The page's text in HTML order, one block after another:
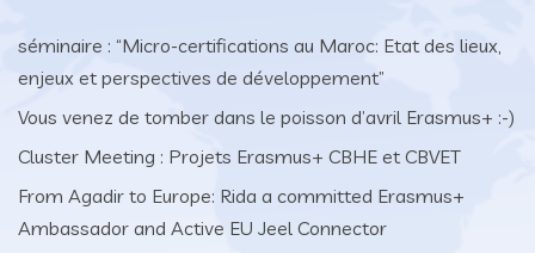
séminaire : “Micro-certifications au Maroc: Etat des lieux,
enjeux et perspectives de développement”
Vous venez de tomber dans le poisson d’avril Erasmus+ :-)
Cluster Meeting : Projets Erasmus+ CBHE et CBVET
From Agadir to Europe: Rida a committed Erasmus+
Ambassador and Active EU Jeel Connector